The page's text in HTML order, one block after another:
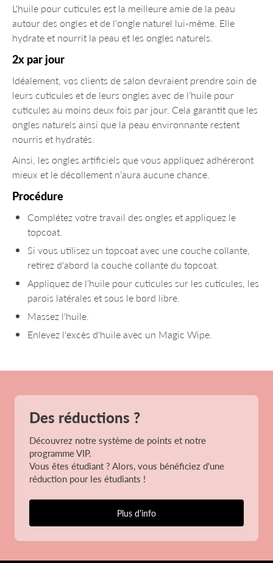
L'huile pour cuticules est la meilleure amie de la peau
autour des ongles et de l'ongle naturel lui-même. Elle
hydrate et nourrit la peau et les ongles naturels.
2x par jour
Idéalement, vos clients de salon devraient prendre soin de
leurs cuticules et de leurs ongles avec de l’huile pour
cuticules au moins deux fois par jour. Cela garantit que les
ongles naturels ainsi que la peau environnante restent
nourris et hydratés.
Ainsi, les ongles artificiels que vous appliquez adhéreront
mieux et le décollement n’aura aucune chance.
Procédure
Complétez votre travail des ongles et appliquez le
topcoat.
Si vous utilisez un topcoat avec une couche collante,
retirez d'abord la couche collante du topcoat.
Appliquez de l’huile pour cuticules sur les cuticules, les
parois latérales et sous le bord libre.
Massez l'huile.
Enlevez l'excès d'huile avec un Magic Wipe.
Des réductions ?
Découvrez notre système de points et notre
programme VIP.
Vous êtes étudiant ? Alors, vous bénéficiez d'une
réduction pour les étudiants !
Plus d'info